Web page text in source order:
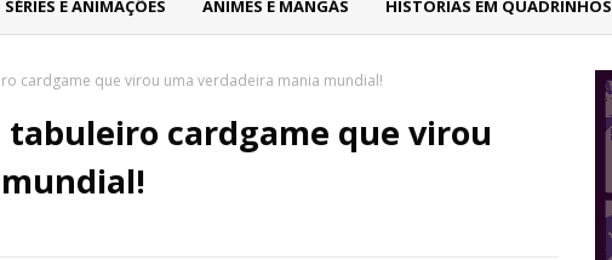
SÉRIES E ANIMAÇÕES ANIMES E MANGÁS HISTÓRIAS EM QUADRINHOS
cardgame que virou uma verdadeira mania mundial!
tabuleiro cardgame que virou